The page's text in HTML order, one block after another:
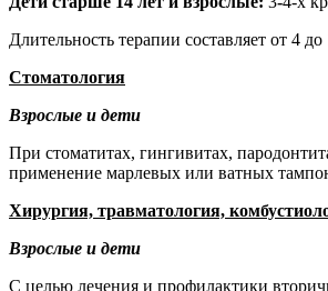
Длительность терапии составляет от 4
Стоматология
Взрослые и дети
При стоматитах, гингивитах,
применение марлевых или ватных
Хирургия, травматология,
Взрослые и дети
С целью лечения и профилактики